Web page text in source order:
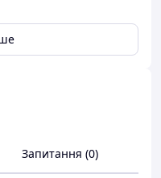
керамічною
металевими та
насосу, ця
створення та
Запитання (0)